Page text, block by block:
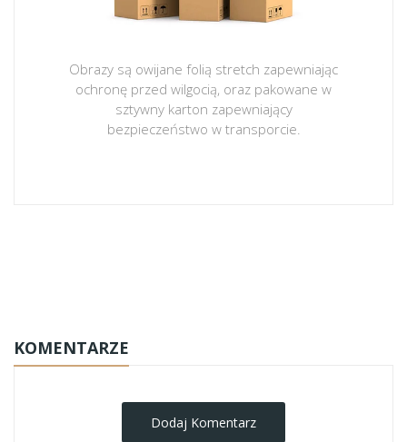
Obrazy są owijane folią stretch zapewniając
ochronę przed wilgocią, oraz pakowane w
sztywny karton zapewniający
bezpieczeństwo w transporcie.
KOMENTARZE
Dodaj Komentarz